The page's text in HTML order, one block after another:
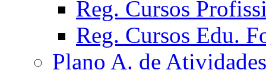
Reg. Cursos
Reg. Cursos Edu.
Plano A. de Atividades